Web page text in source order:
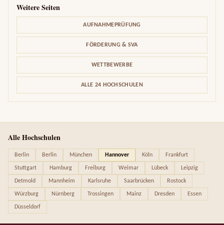
Weitere Seiten
AUFNAHMEPRÜFUNG
FÖRDERUNG & SVA
WETTBEWERBE
ALLE 24 HOCHSCHULEN
Alle Hochschulen
Berlin Berlin München Hannover Köln Frankfurt
Stuttgart Hamburg Freiburg Weimar Lübeck Leipzig
Detmold Mannheim Karlsruhe Saarbrücken Rostock
Würzburg Nürnberg Trossingen Mainz Dresden Essen
Düsseldorf